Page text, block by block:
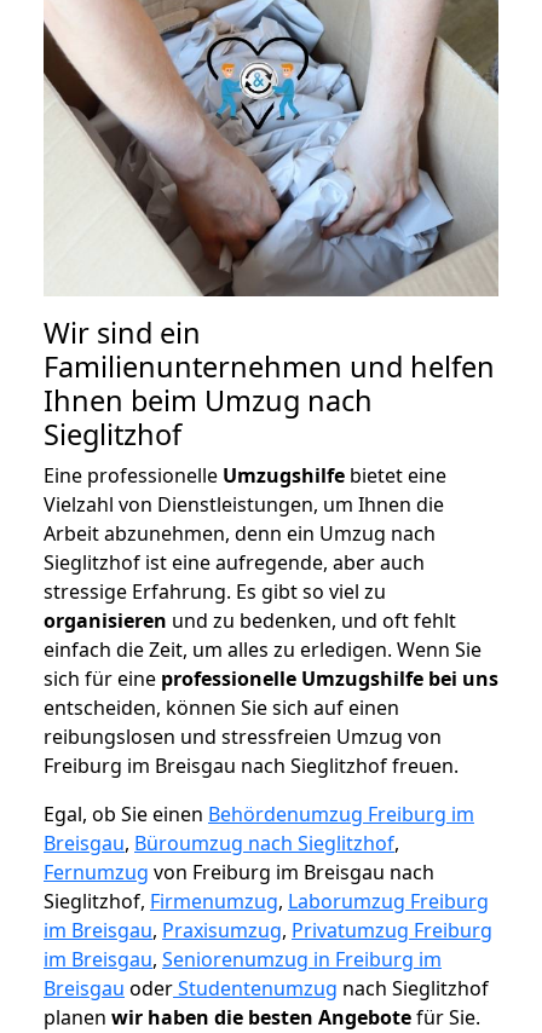
Wir sind ein
Familienunternehmen und helfen
Ihnen beim Umzug nach
Sieglitzhof
Eine professionelle Umzugshilfe bietet eine
Vielzahl von Dienstleistungen, um Ihnen die
Arbeit abzunehmen, denn ein Umzug nach
Sieglitzhof ist eine aufregende, aber auch
stressige Erfahrung. Es gibt so viel zu
organisieren und zu bedenken, und oft fehlt
einfach die Zeit, um alles zu erledigen. Wenn Sie
sich für eine professionelle Umzugshilfe bei uns
entscheiden, können Sie sich auf einen
reibungslosen und stressfreien Umzug von
Freiburg im Breisgau nach Sieglitzhof freuen.
Egal, ob Sie einen Behördenumzug Freiburg im
Breisgau, Büroumzug nach Sieglitzhof,
Fernumzug von Freiburg im Breisgau nach
Sieglitzhof, Firmenumzug, Laborumzug Freiburg
im Breisgau, Praxisumzug, Privatumzug Freiburg
im Breisgau, Seniorenumzug in Freiburg im
Breisgau oderStudentenumzug nach Sieglitzhof
planen wir haben die besten Angebotefür Sie.